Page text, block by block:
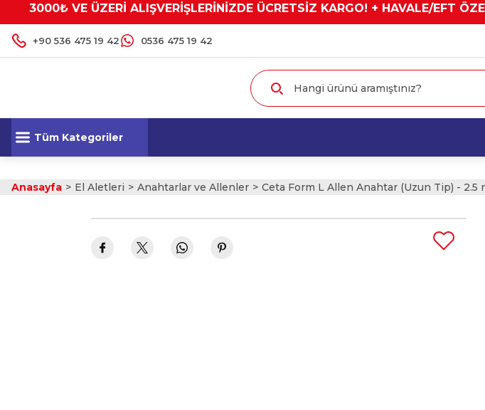
3000₺ VE ÜZERİ ALIŞVERİŞLERİNİZDE ÜCRETSİZ KARGO! + HAVALE/EFT
+90 536 475 19 42 0536 475 19 42
Tüm Kategoriler
Anasayfa El Aletleri Anahtarlar ve Allenler Ceta Form L Allen Anahtar (Uzun Tip) - 2.5